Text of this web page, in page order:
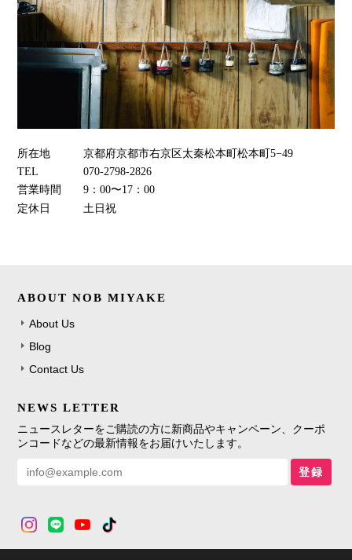
所在地
京都府京都市右京区太秦松本町松本町5−49
TEL
070-2798-2826
営業時間
9：00〜17：00
定休日
土日祝
ABOUT NOB MIYAKE
About Us
Blog
Contact Us
NEWS LETTER
ニュースレターをご購読の方に新商品やキャンペーン、クーポ
ンコードなどの最新情報をお届けいたします。
登録